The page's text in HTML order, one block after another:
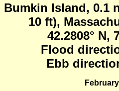
Bumkin Island, 0.1
10 ft),
42.2808° N,
Flood
Ebb